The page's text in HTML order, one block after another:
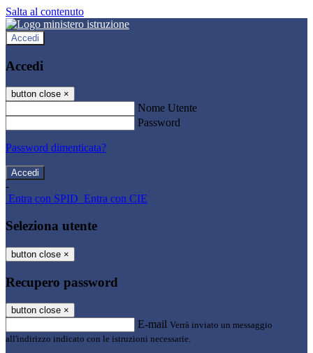
Salta al contenuto
Accedi
Accedi
button close ×
Nome Utente
Password
Password dimenticata?
-
Entra con SPID Entra con CIE
Seleziona utente
button close ×
Recupero password
button close ×
E-mail Verrà inviato un messaggio
all'indirizzo indicato con le istruzioni necessarie.